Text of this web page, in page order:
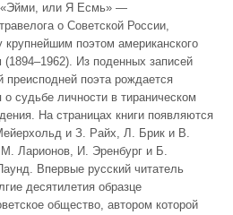
«Эйми, или Я Есмь» —
о Советской России,
крупнейшим поэтом американского
Из поденных записей
преисподней поэта рождается
о судьбе личности в тираническом
На страницах книги появляются
и З. Райх, Л. Брик и В.
Ларионов, И. Эренбург и Б.
Впервые русский читатель
десятилетия образце
общество, автором которой